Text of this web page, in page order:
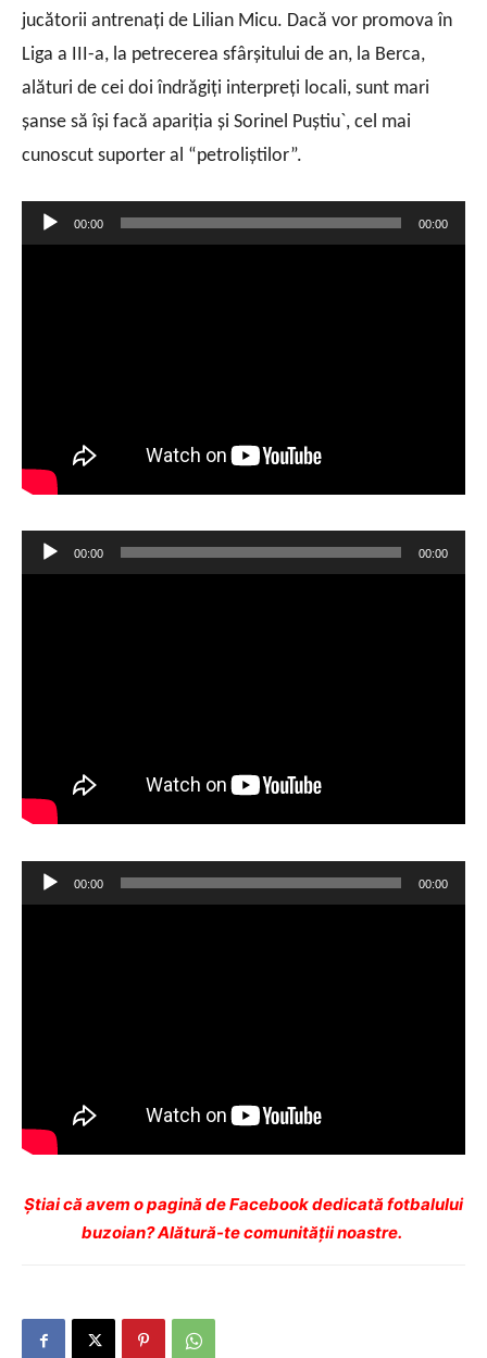
jucătorii antrenaţi de Lilian Micu. Dacă vor promova în
Liga a III-a, la petrecerea sfârşitului de an, la Berca,
alături de cei doi îndrăgiţi interpreţi locali, sunt mari
şanse să îşi facă apariţia şi Sorinel Puştiu`, cel mai
cunoscut suporter al “petroliştilor”.
Player
audio
00:00 00:00
Player
audio
00:00 00:00
Player
audio
00:00 00:00
Ştiai că avem o pagină de Facebook dedicată fotbalului
buzoian? Alătură-te comunității noastre.